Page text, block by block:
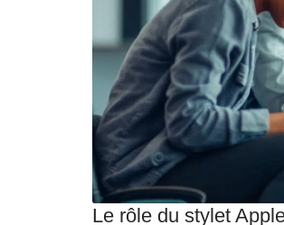
Le rôle du stylet